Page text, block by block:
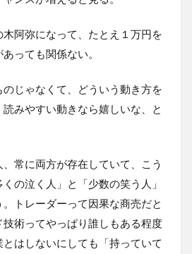
阿弥になって、たとえ１万円を
っても関係ない。
じゃなくて、どういう動き方を
みやすい動きなら嬉しいな、と
常に両方が存在していて、こう
の泣く人」と「少数の笑う人」
トレーダーって因果な商売だと
術ってやっぱり誰しもある程度
はしないにしても「持っていて